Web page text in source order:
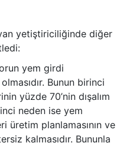
yetiştiriciliğinde diğer
yem girdi
Bunun birinci
yüzde 70’nin dışalım
neden ise yem
üretim planlamasının ve
kalmasıdır. Bununla